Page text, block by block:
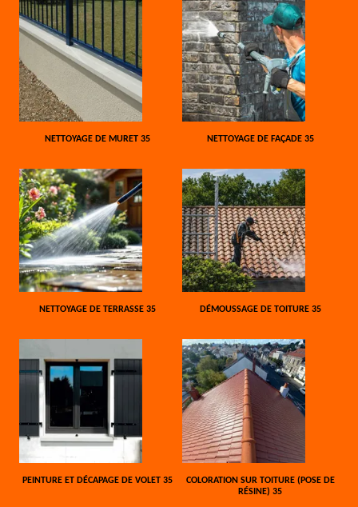
NETTOYAGE DE MURET 35 NETTOYAGE DE FAÇADE 35
NETTOYAGE DE TERRASSE 35 DÉMOUSSAGE DE TOITURE 35
PEINTURE ET DÉCAPAGE DE VOLET 35
COLORATION SUR TOITURE (POSE DE
RÉSINE) 35